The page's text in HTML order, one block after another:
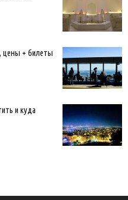
цены + билеты
и куда